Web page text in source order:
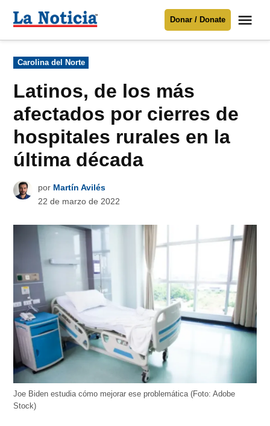
Para mantenerte informado necesitamos
Donar
contenido
Noticia
Donar / Donate
Publicado
en
Carolina del Norte
Latinos, de los más
afectados por cierres de
hospitales rurales en la
última década
por Martín Avilés
22 de marzo de 2022
Joe Biden estudia cómo mejorar ese problemática (Foto: Adobe
Stock)